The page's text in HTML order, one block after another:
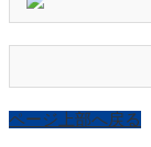
ページ上部へ戻る